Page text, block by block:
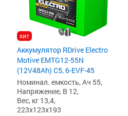
хит
Аккумулятор RDrive Electro
Motive EMTG12-55N
(12V48Ah) C5, 6-EVF-45
Номинал. емкость, Ач 55,
Напряжение, В 12,
Вес, кг 13,4,
223x123x193